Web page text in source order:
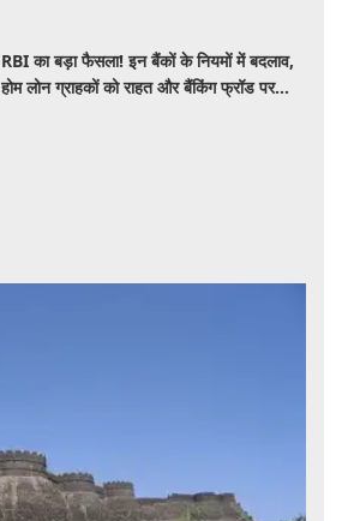
RBI का बड़ा फैसला! इन बैंकों के नियमों में बदलाव,
होम लोन ग्राहकों को राहत और बैंकिंग फ्रॉड पर